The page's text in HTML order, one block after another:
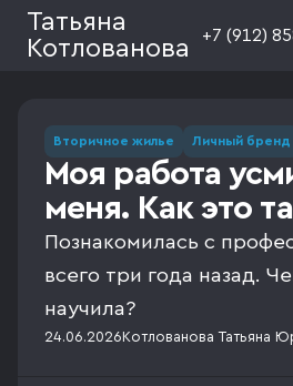
Татьяна
Котлованова
+7 (912)
Вторичное жилье Личный бренд
Моя работа
меня. Как это
Познакомилась с
всего три года назад.
научила?
24.06.2026 Котлованова Татьяна